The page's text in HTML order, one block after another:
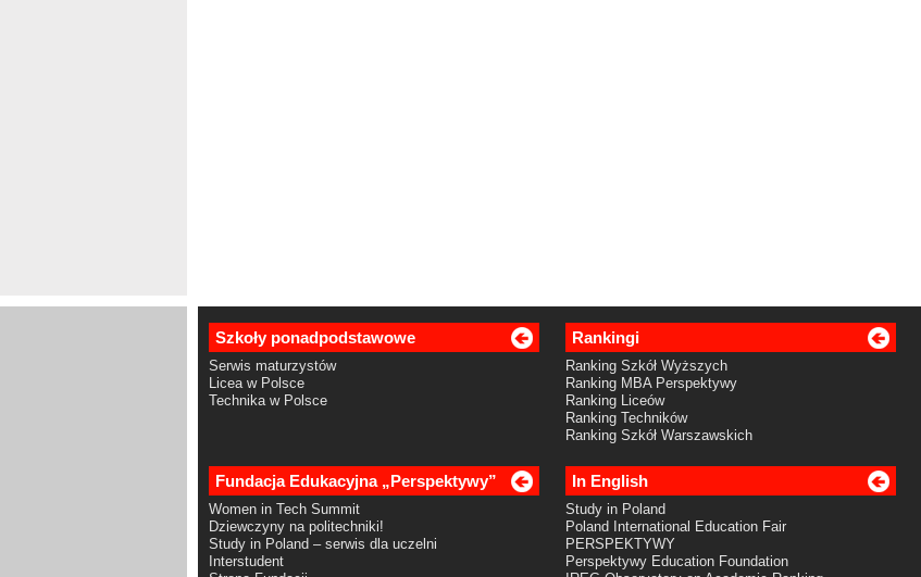
Szkoły ponadpodstawowe
Serwis maturzystów
Licea w Polsce
Technika w Polsce
Rankingi
Ranking Szkół Wyższych
Ranking MBA Perspektywy
Ranking Liceów
Ranking Techników
Ranking Szkół Warszawskich
Fundacja Edukacyjna „Perspektywy”
Women in Tech Summit
Dziewczyny na politechniki!
Study in Poland – serwis dla uczelni
Interstudent
In English
Study in Poland
Poland International Education Fair
PERSPEKTYWY
Perspektywy Education Foundation